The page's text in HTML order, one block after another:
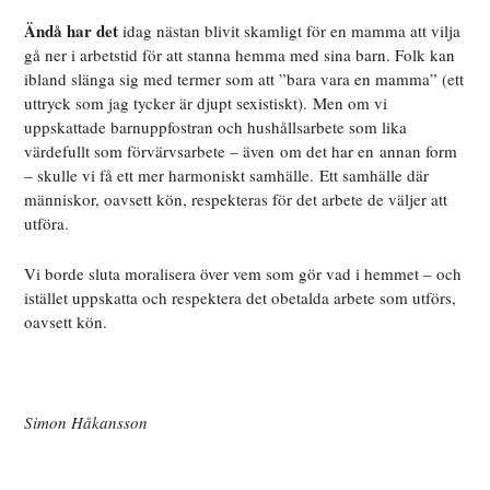
Ändå har det idag nästan blivit skamligt för en mamma att vilja
gå ner i arbetstid för att stanna hemma med sina barn. Folk kan
ibland slänga sig med termer som att ”bara vara en mamma” (ett
uttryck som jag tycker är djupt sexistiskt). Men om vi
uppskattade barnuppfostran och hushållsarbete som lika
värdefullt som förvärvsarbete – även om det har en annan form
– skulle vi få ett mer harmoniskt samhälle. Ett samhälle där
människor, oavsett kön, respekteras för det arbete de väljer att
utföra.
Vi borde sluta moralisera över vem som gör vad i hemmet – och
istället uppskatta och respektera det obetalda arbete som utförs,
oavsett kön.
Simon Håkansson